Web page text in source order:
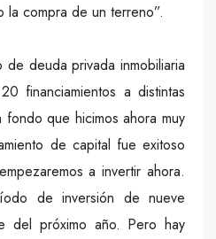
la compra de un terreno”.
deuda privada inmobiliaria
financiamientos a distintas
fondo que hicimos ahora muy
de capital fue exitoso
a invertir ahora.
de inversión de nueve
del próximo año. Pero hay